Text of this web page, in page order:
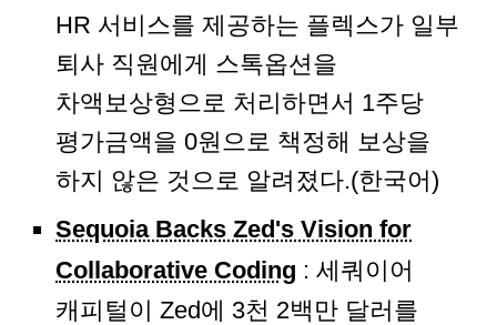
HR 서비스를 제공하는 플렉스가 일부
퇴사 직원에게 스톡옵션을
차액보상형으로 처리하면서 1주당
평가금액을 0원으로 책정해 보상을
하지 않은 것으로 알려졌다.(한국어)
Sequoia Backs Zed's Vision for
Collaborative Coding : 세쿼이어
캐피털이 Zed에 3천 2백만 달러를